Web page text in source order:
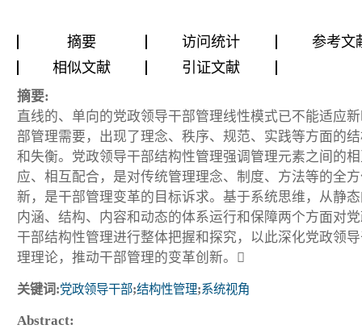
摘要 访问统计
参考文
相似文献
引证文献
摘要:
直线的、单向的党政领导干部管理线性模式已不能适应
部管理需要，出现了理念、秩序、规范、实践等方面的
和失衡。党政领导干部结构性管理强调管理元素之间的
应、相互配合，是对传统管理理念、制度、方法等的全
新，是干部管理变革的目标诉求。基于系统思维，从静
内涵、结构、内容和动态的体系运行和保障两个方面对
干部结构性管理进行整体把握和探究，以此深化党政领
理理论，推动干部管理的变革创新。
关键词:党政领导干部;结构性管理;系统视角
Abstract: